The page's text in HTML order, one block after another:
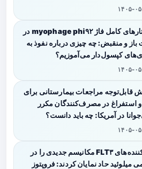
۰۵-۱۶
ساختارهای کامل فاژ myophage phi۹۲ در
باز و منقبض: چه چیزی درباره نفوذ به
کپسول‌دار می‌آموزیم؟
۰۵-۱۶
قابل‌توجه مراجعات بیمارستانی برای
استفراغ در مصرف‌کنندگان مکرر
در آمریکا: چه باید دانست؟
۰۵-۱۶
مهارکننده‌های FLT۳ مکانیسم جدیدی را در
میلوئید حاد نمایان کردند: فروپتوز